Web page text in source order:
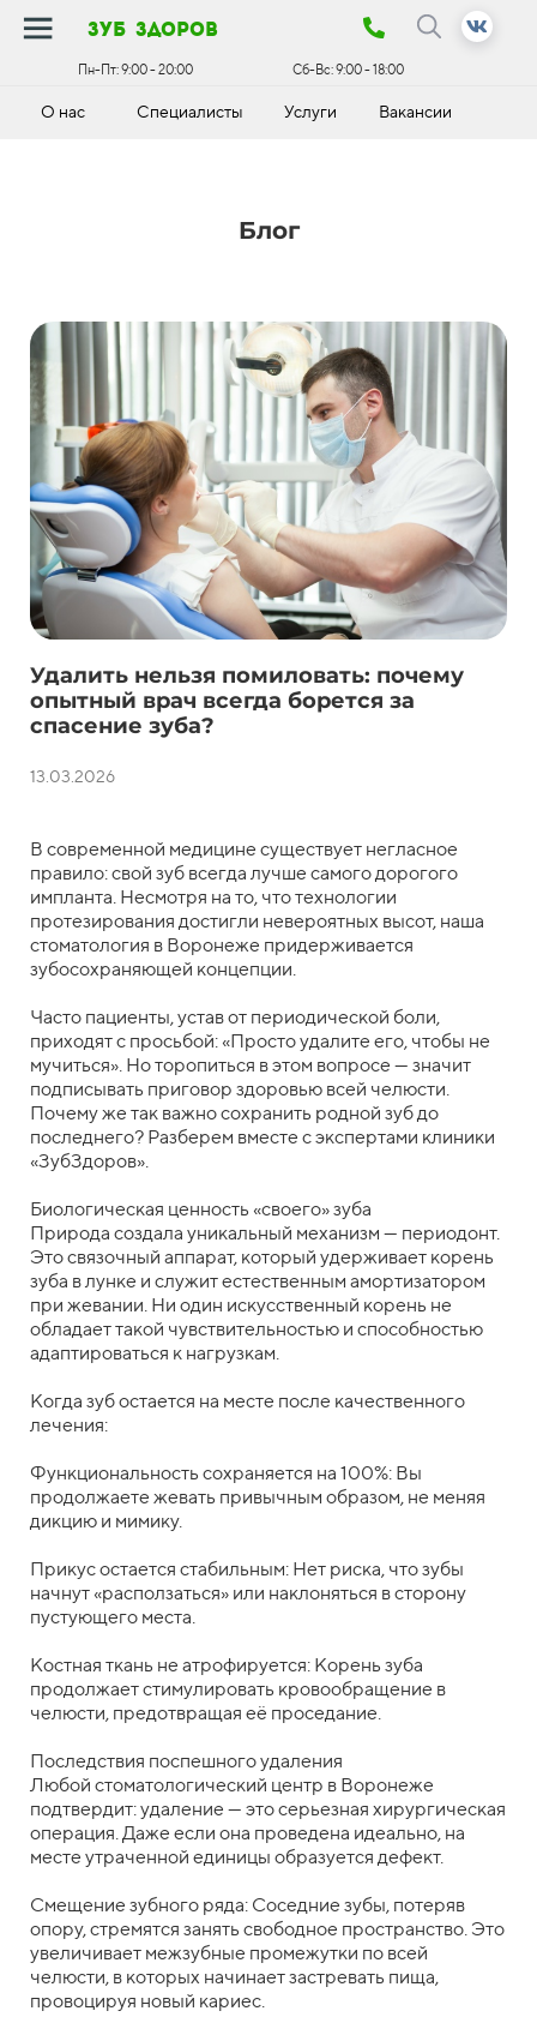
зуб здоров
Пн-Пт:9:00 - 20:00 Сб-Вс:9:00 - 18:00
О нас Специалисты Услуги Вакансии
Блог
Удалить нельзя помиловать: почему
опытный врач всегда борется за
спасение зуба?
13.03.2026
В современной медицине существует негласное
правило: свой зуб всегда лучше самого дорогого
импланта. Несмотря на то, что технологии
протезирования достигли невероятных высот, наша
стоматология в Воронеже придерживается
зубосохраняющей концепции.
Часто пациенты, устав от периодической боли,
приходят с просьбой: «Просто удалите его, чтобы не
мучиться». Но торопиться в этом вопросе — значит
подписывать приговор здоровью всей челюсти.
Почему же так важно сохранить родной зуб до
последнего? Разберем вместе с экспертами клиники
«ЗубЗдоров».
Биологическая ценность «своего» зуба
Природа создала уникальный механизм — периодонт.
Это связочный аппарат, который удерживает корень
зуба в лунке и служит естественным амортизатором
при жевании. Ни один искусственный корень не
обладает такой чувствительностью и способностью
адаптироваться к нагрузкам.
Когда зуб остается на месте после качественного
лечения:
Функциональность сохраняется на 100%: Вы
продолжаете жевать привычным образом, не меняя
дикцию и мимику.
Прикус остается стабильным: Нет риска, что зубы
начнут «расползаться» или наклоняться в сторону
пустующего места.
Костная ткань не атрофируется: Корень зуба
продолжает стимулировать кровообращение в
челюсти, предотвращая её проседание.
Последствия поспешного удаления
Любой стоматологический центр в Воронеже
подтвердит: удаление — это серьезная хирургическая
операция. Даже если она проведена идеально, на
месте утраченной единицы образуется дефект.
Смещение зубного ряда: Соседние зубы, потеряв
опору, стремятся занять свободное пространство. Это
увеличивает межзубные промежутки по всей
челюсти, в которых начинает застревать пища,
провоцируя новый кариес.